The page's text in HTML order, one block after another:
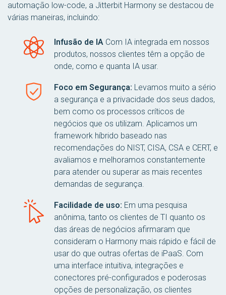
automação low-code, a Jitterbit Harmony se destacou de
várias maneiras, incluindo:
Infusão de IA Com IA integrada em nossos
produtos, nossos clientes têm a opção de
onde, como e quanta IA usar.
Foco em Segurança: Levamos muito a sério
a segurança e a privacidade dos seus dados,
bem como os processos críticos de
negócios que os utilizam. Aplicamos um
framework híbrido baseado nas
recomendações do NIST, CISA, CSA e CERT, e
avaliamos e melhoramos constantemente
para atender ou superar as mais recentes
demandas de segurança.
Facilidade de uso: Em uma pesquisa
anônima, tanto os clientes de TI quanto os
das áreas de negócios afirmaram que
consideram o Harmony mais rápido e fácil de
usar do que outras ofertas de iPaaS. Com
uma interface intuitiva, integrações e
conectores pré-configurados e poderosas
opções de personalização, os clientes